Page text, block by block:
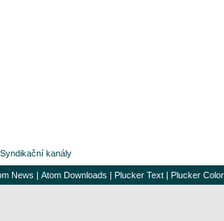
Syndikační kanály
News | Atom Downloads | Plucker Text | Plucker Color